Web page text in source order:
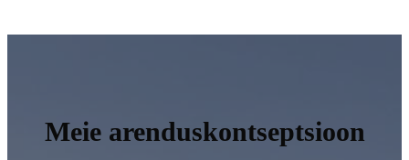
Meie arenduskontseptsioon